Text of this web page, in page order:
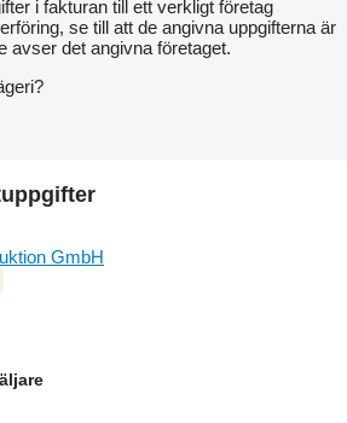
i fakturan till ett verkligt företag
se till att de angivna uppgifterna är
avser det angivna företaget.
GmbH